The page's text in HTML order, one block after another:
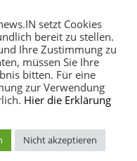
MENU
setzt Cookies
bereit zu stellen.
Ihre Zustimmung zu
müssen Sie Ihre
bitten. Für eine
zur Verwendung
Hier die Erklärung
Nicht akzeptieren